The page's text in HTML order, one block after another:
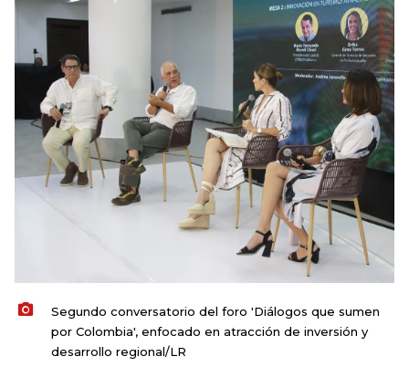
Segundo conversatorio del foro 'Diálogos que sumen
por Colombia', enfocado en atracción de inversión y
desarrollo regional/LR